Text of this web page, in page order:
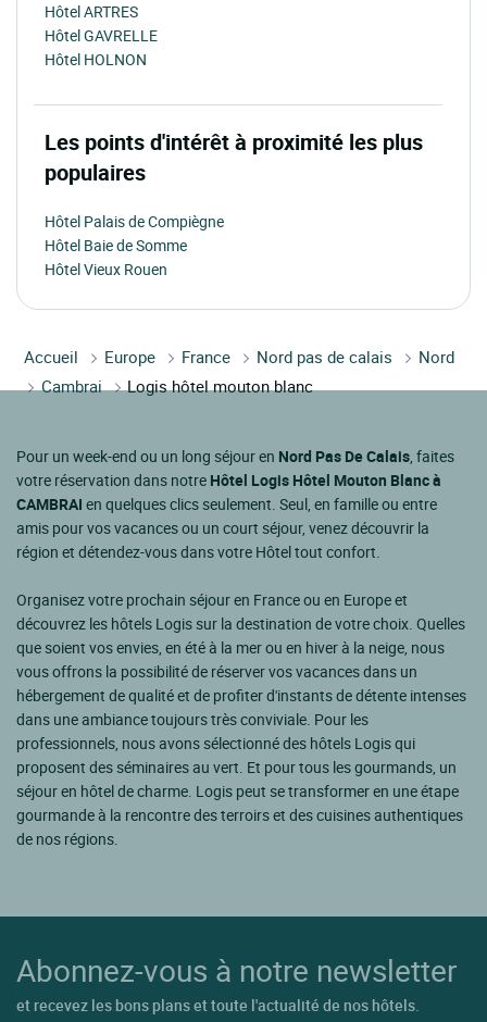
Hôtel ARTRES
Hôtel GAVRELLE
Hôtel HOLNON
Les points d'intérêt à proximité les plus
populaires
Hôtel Palais de Compiègne
Hôtel Baie de Somme
Hôtel Vieux Rouen
Accueil Europe France Nord pas de calais
Nord
Cambrai
Logis hôtel mouton blanc
Pour un week-end ou un long séjour en Nord Pas De Calais, faites
votre réservation dans notre Hôtel Logis Hôtel Mouton Blanc à
CAMBRAI en quelques clics seulement. Seul, en famille ou entre
amis pour vos vacances ou un court séjour, venez découvrir la
région et détendez-vous dans votre Hôtel tout confort.
Organisez votre prochain séjour en France ou en Europe et
découvrez les hôtels Logis sur la destination de votre choix. Quelles
que soient vos envies, en été à la mer ou en hiver à la neige, nous
vous offrons la possibilité de réserver vos vacances dans un
hébergement de qualité et de profiter d'instants de détente intenses
dans une ambiance toujours très conviviale. Pour les
professionnels, nous avons sélectionné des hôtels Logis qui
proposent des séminaires au vert. Et pour tous les gourmands, un
séjour en hôtel de charme. Logis peut se transformer en une étape
gourmande à la rencontre des terroirs et des cuisines authentiques
de nos régions.
Abonnez-vous à notre newsletter
et recevez les bons plans et toute l'actualité de nos hôtels.